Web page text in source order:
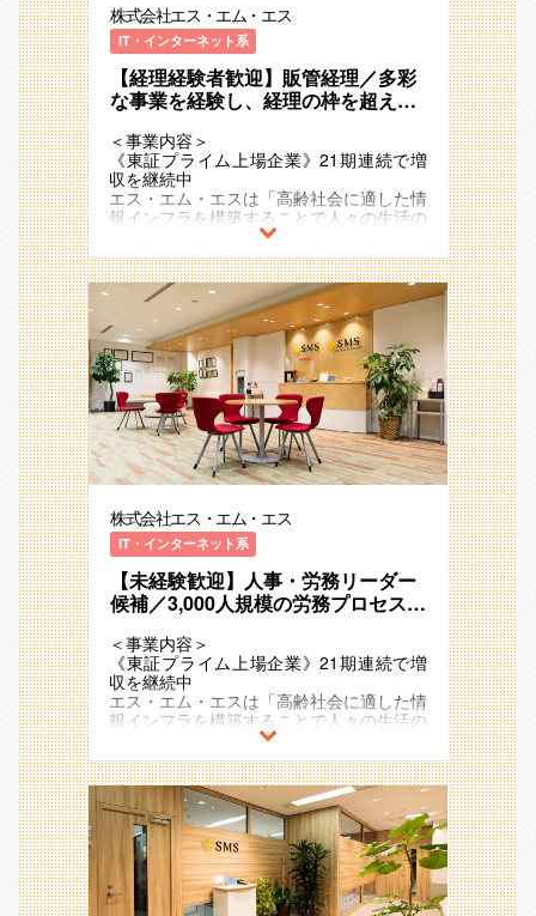
「今の環境では、これ以上のスキルアップ
が見込めない」 「ルーティンワークだけ
でなく、業務フローそのものを改善した
い」 「AI時代に生き残れる、市場価値の
高い経理人材になりたい」
そんな渇望感を持つ方にこそ、このフィー
ルドは最適です。上司の指示を待つのでは
なく、自ら課題を見つけ、解決まで走り抜
ける、そんな『自律型人材』をお待ちして
います。
今回の配属部署は、経営管理本部の直下の
財務企画部に属する経理財務グループとな
ります。
■経営管理本部について
事業数・事業責任者が多数存在しながら、
経営陣の意向も汲み取りつつ、①エス･エ
ム･エスグループ全体の経営サポート、②
個別事業の運営サポートの２つを行うこと
が経営管理本部のミッションです。
■配属先について
今回の配属部署は、経営管理本部／財務企
画部／経理財務グループとなります
財務企画部は以下の４つのグループに分か
れています
（１）経理財務グループ・・・国内・海外
問わず、SMSグループ全体の経理財務業
務改善含む）を担う
（２）販管経理グループ・・・国内の
SMSグループ全体の債権管理・請求書発
行・新規事業を含む事業ごとのプロセス設
計・運用（業務改善含む）を担う
（３）営業支援・企画グループ・・・主た
る事業である人材紹介サービスにつき、事
業の推進をサポートしつつ、バックオフィ
スと事業の連携業務を担う
（４）海外子会社管理グループ・・・海外
子会社の経理・財務オペレーションの改善
を担う
財務企画部の体制は、財務企画部責任者の
モートチャット指導、
医療介護従事者向け専門情報コミュニティ
サイトやキャリア支援
2011年の東証一部（現：プライム）上場
後も国内外で新規事業の創出をさらに加速
させており、
21期連続で増収のメガベンチャー企業と
して存在感を強めています。
また、アジア・ヨーロッパ・オセアニアな
ど海外17ヵ国でも事業を展開しており、
今後も日本国内に留まらず既存事業の拡
めていく予定です。
＜配属部署＞
■財務企画部の取材記事です。是非ご覧く
ださい。
https://hupro-job.com/articles/4050
■経営管理本部について
エス･エム･エスグループにおいては、多様
なビジネスモデルの事業が次々と加速度的
に増加・拡大し、各国・各地域においてシ
ナジーを形成し続けています。
だ環境の中で、①グローバル化するグルー
プ企業としての全社最適②多種多様な事業
に寄り添った個別最適という2つの観点か
ら、経営・事業の意思決定およびその実行
支援を行い、事業の創造・拡大を加速させ
ることをミッションとしています。
■財務企画部には以下の４つのグループが
あります。
（１）販管経理第一グループ・・・人材紹
介事業をメインとした多くの事業に関する
債権管理・請求書発行のプロセス設計・運
（２）販管経理第二グループ・・・SaaS
事業（カイポケ・かべなしクラウド）とそ
の周辺事業に関する債権管理・請求書発行
のプロセス設計・運用を担う
（３）経理財務グループ・・・経理財務業
務及び会社横断のプロセス設計・運用を担
う
（４）事業支援グループ・・・主たる事業
株式会社エス・エム・エス
IT・インターネット系
【経理経験者歓迎】販管経理／多彩
な事業を経験し、経理の枠を超えた
＜事業内容＞
《東証プライム上場企業》21期連続で増
収を継続中
エス・エム・エスは「高齢社会に適した情
報インフラを構築することで人々の生活の
質を向上し、社会に貢献し続ける」
というミッションを掲げ、多様な事業・ビ
ジネスモデルを展開しています 。
超高齢社会に突入したことで多くの社会課
題が発生していますが、人々のニーズや関
心の高まりをビジネスチャンスとして捉
え、
「高齢社会×情報」を切り口に「医療」
「介護/障害福祉」「ヘルスケア」「シニ
アライフ」領域で、40以上のサービスを
運営しています。
例）介護事業者向け業界特化型SaaS、
モートチャット指導、
医療介護従事者向け専門情報コミュニティ
サイトやキャリア支援
2011年の東証一部（現：プライム）上場
後も国内外で新規事業の創出をさらに加速
させており、
21期連続で増収のメガベンチャー企業と
して存在感を強めています。
また、アジア・ヨーロッパ・オセアニアな
ど海外17ヵ国でも事業を展開しており、
今後も日本国内に留まらず既存事業の拡
めていく予定です。
＜配属部署＞
■財務企画部の取材記事です。是非ご覧く
ださい。
https://hupro-job.com/articles/4050
■経営管理本部について
株式会社エス・エム・エス
IT・インターネット系
【未経験歓迎】人事・労務リーダー
候補／3,000人規模の労務プロセス変
最大化と組織の成長を牽引する人
事・労務リーダー候補
＜事業内容＞
《東証プライム上場企業》21期連続で増
収を継続中
エス・エム・エスは「高齢社会に適した情
報インフラを構築することで人々の生活の
質を向上し、社会に貢献し続ける」
というミッションを掲げ、多様な事業・ビ
ジネスモデルを展開しています 。
超高齢社会に突入したことで多くの社会課
題が発生していますが、人々のニーズや関
心の高まりをビジネスチャンスとして捉
え、
「高齢社会×情報」を切り口に「医療」
「介護/障害福祉」「ヘルスケア」「シニ